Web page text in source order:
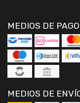
MEDIOS DE PAGO
MEDIOS DE